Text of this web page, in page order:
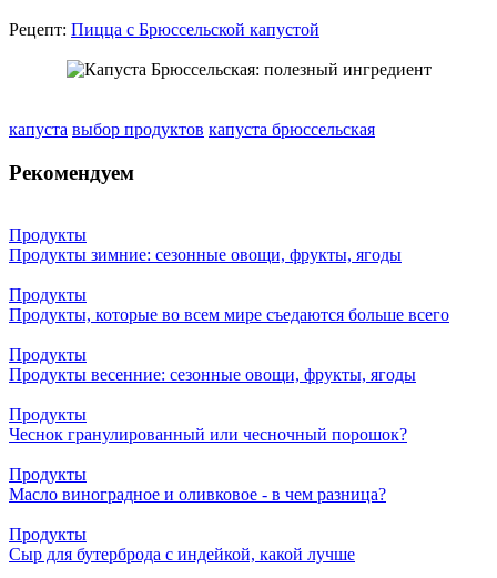
Рецепт: Пицца с Брюссельской капустой
капуста выбор продуктов капуста брюссельская
Рекомендуем
Продукты
Продукты зимние: сезонные овощи, фрукты, ягоды
Продукты
Продукты, которые во всем мире съедаются больше всего
Продукты
Продукты весенние: сезонные овощи, фрукты, ягоды
Продукты
Чеснок гранулированный или чесночный порошок?
Продукты
Масло виноградное и оливковое - в чем разница?
Продукты
Сыр для бутерброда с индейкой, какой лучше